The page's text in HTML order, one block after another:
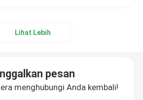
Lihat Lebih
pesan
menghubungi Anda kembali!